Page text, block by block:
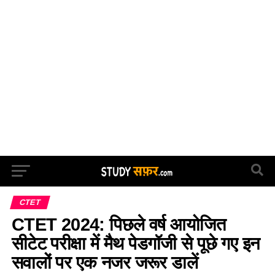
CTET
CTET 2024: पिछले वर्ष आयोजित
सीटेट परीक्षा में मैथ पेडगॉजी से पूछे गए इन
सवालों पर एक नजर जरूर डालें